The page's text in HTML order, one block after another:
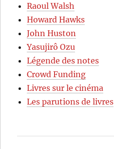
Raoul Walsh
Howard Hawks
John Huston
Yasujirô Ozu
Légende des notes
Crowd Funding
Livres sur le cinéma
Les parutions de livres